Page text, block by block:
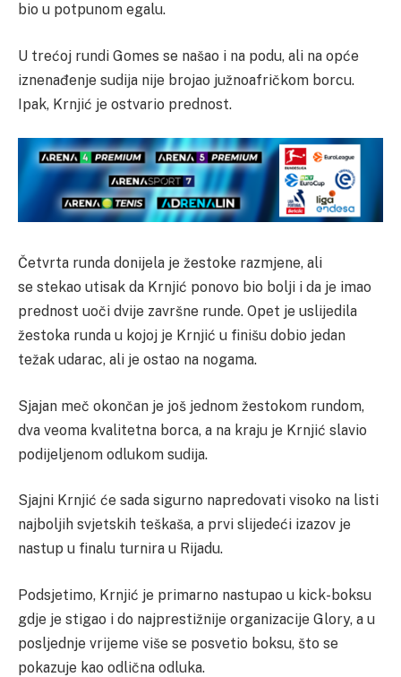
bio u potpunom egalu.
U trećoj rundi Gomes se našao i na podu, ali na opće
iznenađenje sudija nije brojao južnoafričkom borcu.
Ipak, Krnjić je ostvario prednost.
Četvrta runda donijela je žestoke razmjene, ali
se stekao utisak da Krnjić ponovo bio bolji i da je imao
prednost uoči dvije završne runde. Opet je uslijedila
žestoka runda u kojoj je Krnjić u finišu dobio jedan
težak udarac, ali je ostao na nogama.
Sjajan meč okončan je još jednom žestokom rundom,
dva veoma kvalitetna borca, a na kraju je Krnjić slavio
podijeljenom odlukom sudija.
Sjajni Krnjić će sada sigurno napredovati visoko na listi
najboljih svjetskih teškaša, a prvi slijedeći izazov je
nastup u finalu turnira u Rijadu.
Podsjetimo, Krnjić je primarno nastupao u kick-boksu
gdje je stigao i do najprestižnije organizacije Glory, a u
posljednje vrijeme više se posvetio boksu, što se
pokazuje kao odlična odluka.